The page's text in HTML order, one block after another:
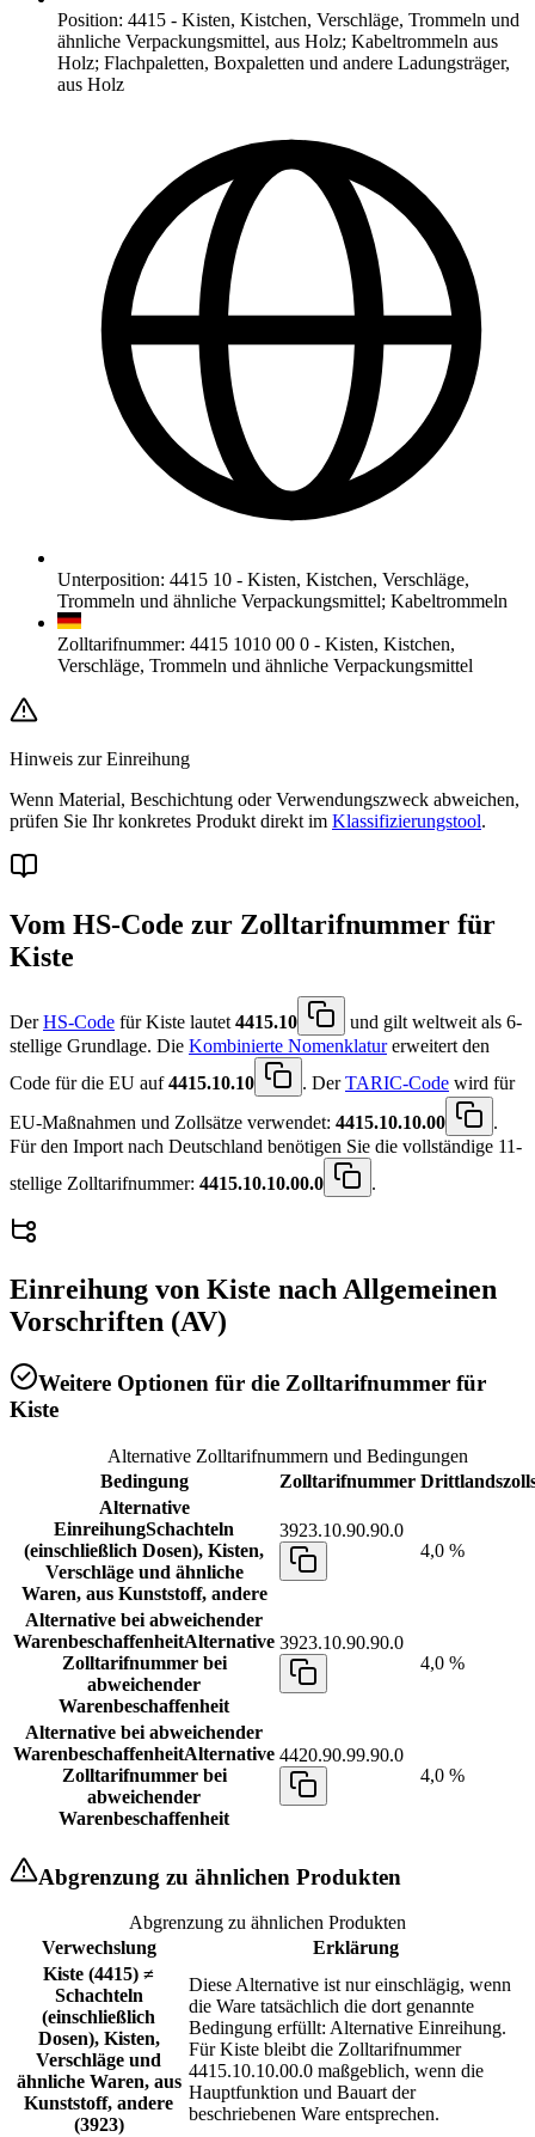
Position: 4415 - Kisten, Kistchen, Verschläge, Trommeln und
ähnliche Verpackungsmittel, aus Holz; Kabeltrommeln aus
Holz; Flachpaletten, Boxpaletten und andere Ladungsträger,
aus Holz
Unterposition: 4415 10 - Kisten, Kistchen, Verschläge,
Trommeln und ähnliche Verpackungsmittel; Kabeltrommeln
Zolltarifnummer: 4415 1010 00 0 - Kisten, Kistchen,
Verschläge, Trommeln und ähnliche Verpackungsmittel
Hinweis zur Einreihung
Wenn Material, Beschichtung oder Verwendungszweck abweichen,
prüfen Sie Ihr konkretes Produkt direkt im Klassifizierungstool.
Vom HS-Code zur Zolltarifnummer für
Kiste
DerHS-Code für Kiste lautet4415.10
und gilt weltweit als 6-
stellige Grundlage. Die Kombinierte Nomenklaturerweitert den
Code für die EU auf4415.10.10 . DerTARIC-Code wird für
EU-Maßnahmen und Zollsätze verwendet: 4415.10.10.00
.
Für den Import nach Deutschland benötigen Sie die vollständige 11-
stellige Zolltarifnummer: 4415.10.10.00.0 .
Einreihung von Kiste nach Allgemeinen
Vorschriften (AV)
Weitere Optionen für die Zolltarifnummer für
Kiste
Alternative Zolltarifnummern und Bedingungen
Bedingung
Zolltarifnummer
Alternative
EinreihungSchachteln
(einschließlich Dosen), Kisten,
Verschläge und ähnliche
Waren, aus Kunststoff, andere
3923.10.90.90.0
4,0 %
Alternative bei abweichender
WarenbeschaffenheitAlternative
Zolltarifnummer bei
abweichender
Warenbeschaffenheit
3923.10.90.90.0
4,0 %
Alternative bei abweichender
WarenbeschaffenheitAlternative
Zolltarifnummer bei
abweichender
Warenbeschaffenheit
4420.90.99.90.0
4,0 %
Abgrenzung zu ähnlichen Produkten
Abgrenzung zu ähnlichen Produkten
Verwechslung
Erklärung
Kiste (4415) ≠
Schachteln
(einschließlich
Dosen), Kisten,
Verschläge und
ähnliche Waren, aus
Kunststoff, andere
(3923)
Diese Alternative ist nur einschlägig, wenn
die Ware tatsächlich die dort genannte
Bedingung erfüllt: Alternative Einreihung.
Für Kiste bleibt die Zolltarifnummer
4415.10.10.00.0 maßgeblich, wenn die
Hauptfunktion und Bauart der
beschriebenen Ware entsprechen.